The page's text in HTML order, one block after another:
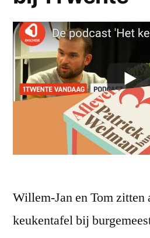
Willem-Jan en Tom zitten
keukentafel bij